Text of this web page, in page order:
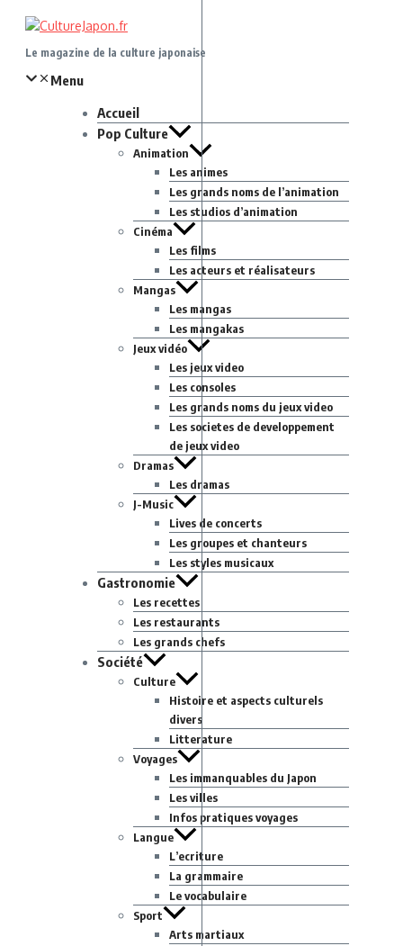
Aller
contenu
Le magazine de la culture japonaise
Menu
Accueil
Pop Culture
Animation
Les animes
Les grands noms de l’animation
Les studios d’animation
Cinéma
Les films
Les acteurs et réalisateurs
Mangas
Les mangas
Les mangakas
Jeux vidéo
Les jeux video
Les consoles
Les grands noms du jeux video
Les societes de developpement
de jeux video
Dramas
Les dramas
J-Music
Lives de concerts
Les groupes et chanteurs
Les styles musicaux
Gastronomie
Les recettes
Les restaurants
Les grands chefs
Société
Culture
Histoire et aspects culturels
divers
Litterature
Voyages
Les immanquables du Japon
Les villes
Infos pratiques voyages
Langue
L’ecriture
La grammaire
Le vocabulaire
Sport
Arts martiaux